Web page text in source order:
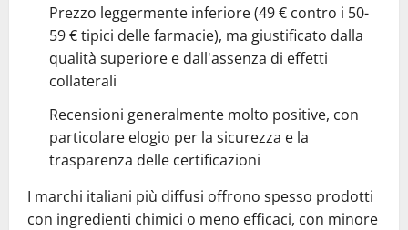
Prezzo leggermente inferiore (49 € contro i 50-
59 € tipici delle farmacie), ma giustificato dalla
qualità superiore e dall'assenza di effetti
collaterali
Recensioni generalmente molto positive, con
particolare elogio per la sicurezza e la
trasparenza delle certificazioni
I marchi italiani più diffusi offrono spesso prodotti
con ingredienti chimici o meno efficaci, con minore